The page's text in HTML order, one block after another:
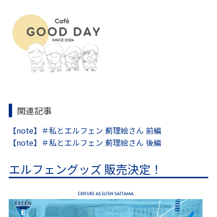
関連記事
【note】＃私とエルフェン 薊理絵さん 前編
【note】＃私とエルフェン 薊理絵さん 後編
エルフェングッズ 販売決定！